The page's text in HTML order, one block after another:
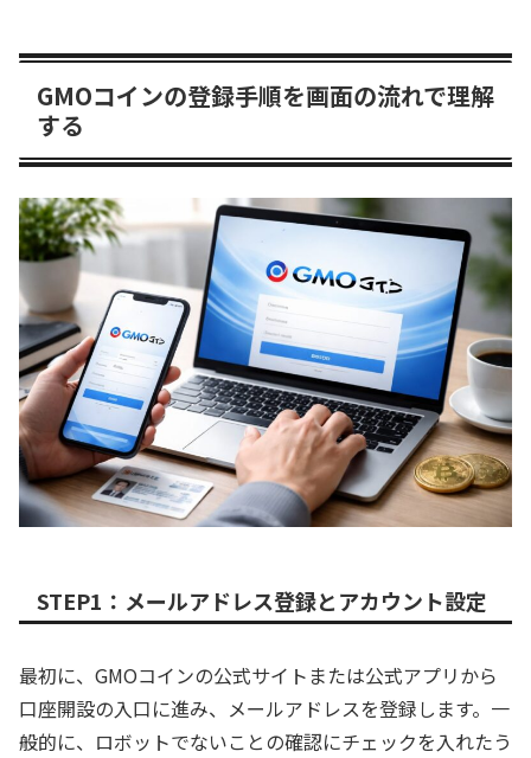
GMOコインの登録手順を画面の流れで理解
する
STEP1：メールアドレス登録とアカウント設定
最初に、GMOコインの公式サイトまたは公式アプリから
口座開設の入口に進み、メールアドレスを登録します。一
般的に、ロボットでないことの確認にチェックを入れたう